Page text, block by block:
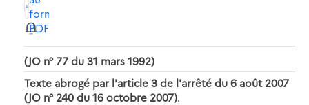
format
PDF
(JO n° 77 du 31 mars 1992)
Texte abrogé par l'article 3 de l'arrêté du 6 août 2007
(JO n° 240 du 16 octobre 2007).